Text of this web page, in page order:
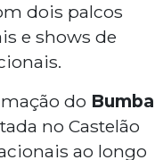
dois palcos
e shows de
do Bumba
no Castelão
ao longo